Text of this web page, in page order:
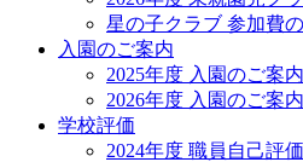
星の子クラブ 参加費
入園のご案内
2025年度 入園のご案内
2026年度 入園のご案内
学校評価
2024年度 職員自己評価